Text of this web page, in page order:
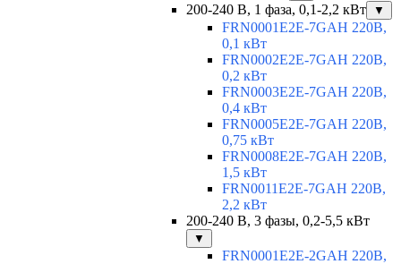
200-240 В, 1 фаза, 0,1-2,2 кВт ▼
FRN0001E2E-7GAH 220В,
0,1 кВт
FRN0002E2E-7GAH 220В,
0,2 кВт
FRN0003E2E-7GAH 220В,
0,4 кВт
FRN0005E2E-7GAH 220В,
0,75 кВт
FRN0008E2E-7GAH 220В,
1,5 кВт
FRN0011E2E-7GAH 220В,
2,2 кВт
200-240 В, 3 фазы, 0,2-5,5 кВт
▼
FRN0001E2E-2GAH 220В,